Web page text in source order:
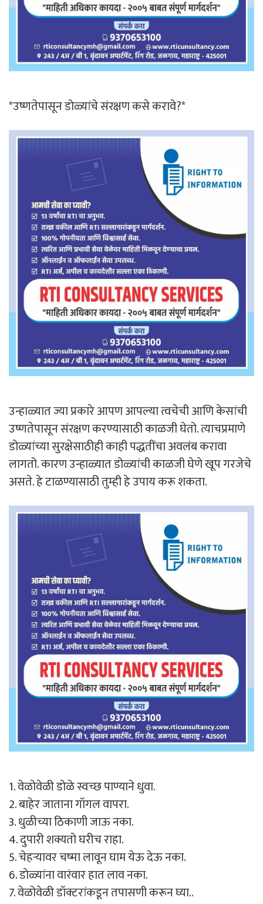
*उष्णतेपासून डोळ्यांचे संरक्षण कसे करावे?*
उन्हाळ्यात ज्या प्रकारे आपण आपल्या त्वचेची आणि केसांची
उष्णतेपासून संरक्षण करण्यासाठी काळजी घेतो. त्याचप्रमाणे
डोळ्यांच्या सुरक्षेसाठीही काही पद्धतींचा अवलंब करावा
लागतो. कारण उन्हाळ्यात डोळ्यांची काळजी घेणे खूप गरजेचे
असते. हे टाळण्यासाठी तुम्ही हे उपाय करू शकता.
1. वेळोवेळी डोळे स्वच्छ पाण्याने धुवा.
2. बाहेर जाताना गॉगल वापरा.
3. धुळीच्या ठिकाणी जाऊ नका.
4. दुपारी शक्यतो घरीच राहा.
5. चेहऱ्यावर चष्मा लावून घाम येऊ देऊ नका.
6. डोळ्यांना वारंवार हात लाव नका.
7. वेळोवेळी डॉक्टरांकडून तपासणी करून घ्या..